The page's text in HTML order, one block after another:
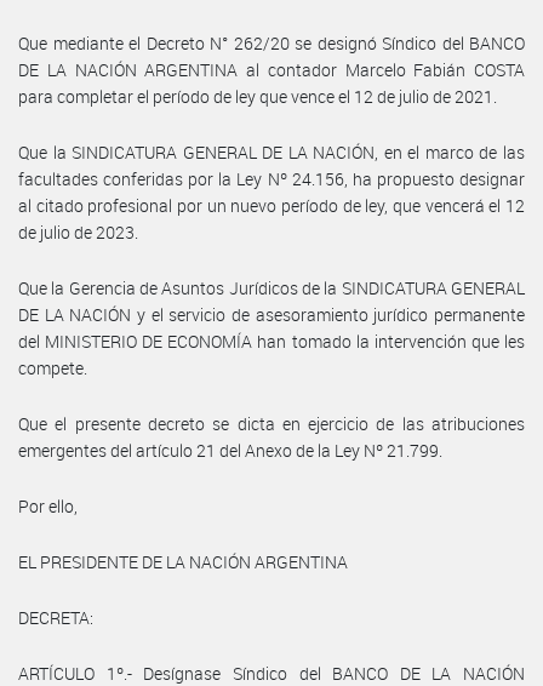
Que mediante el Decreto N° 262/20 se designó Síndico del BANCO
DE LA NACIÓN ARGENTINA al contador Marcelo Fabián COSTA
para completar el período de ley que vence el 12 de julio de 2021.
Que la SINDICATURA GENERAL DE LA NACIÓN, en el marco de las
facultades conferidas por la Ley Nº 24.156, ha propuesto designar
al citado profesional por un nuevo período de ley, que vencerá el 12
de julio de 2023.
Que la Gerencia de Asuntos Jurídicos de la SINDICATURA GENERAL
DE LA NACIÓN y el servicio de asesoramiento jurídico permanente
del MINISTERIO DE ECONOMÍA han tomado la intervención que les
compete.
Que el presente decreto se dicta en ejercicio de las atribuciones
emergentes del artículo 21 del Anexo de la Ley Nº 21.799.
Por ello,
EL PRESIDENTE DE LA NACIÓN ARGENTINA
DECRETA:
ARTÍCULO 1º.- Desígnase Síndico del BANCO DE LA NACIÓN